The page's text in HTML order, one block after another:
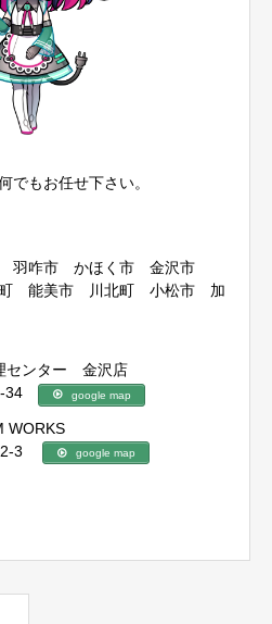
でもお任せ下さい。
羽咋市 かほく市 金沢市
能美市 川北町 小松市 加
センター 金沢店
34
google map
WORKS
3
google map